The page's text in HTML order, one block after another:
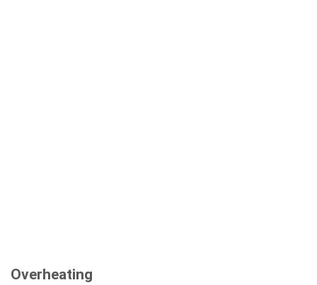
Overheating